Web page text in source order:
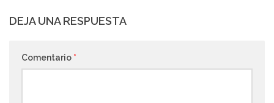
DEJA UNA RESPUESTA
Comentario *